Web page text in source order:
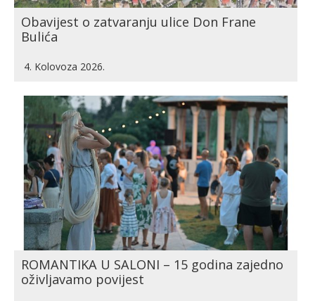
Obavijest o zatvaranju ulice Don Frane
Bulića
4. Kolovoza 2026.
ROMANTIKA U SALONI – 15 godina zajedno
oživljavamo povijest